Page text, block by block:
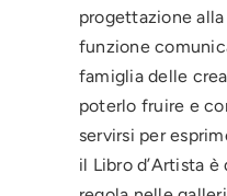
progettazione
funzione
famiglia delle
poterlo fruire e
servirsi per
il Libro d’Artista